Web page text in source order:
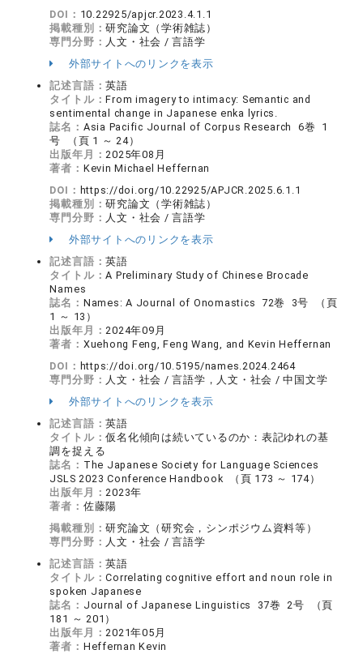
DOI： 10.22925/apjcr.2023.4.1.1
掲載種別：研究論文（学術雑誌）
専門分野： 人文・社会 / 言語学
外部サイトへのリンクを表示
記述言語：英語
タイトル：From imagery to intimacy: Semantic and
sentimental change in Japanese enka lyrics.
誌名： Asia Pacific Journal of Corpus Research 6巻 1
号 （頁 1 ～ 24）
出版年月：2025年08月
著者： Kevin Michael Heffernan
DOI： https://doi.org/10.22925/APJCR.2025.6.1.1
掲載種別：研究論文（学術雑誌）
専門分野： 人文・社会 / 言語学
外部サイトへのリンクを表示
記述言語：英語
タイトル：A Preliminary Study of Chinese Brocade
Names
誌名： Names: A Journal of Onomastics 72巻 3号 （頁
1 ～ 13）
出版年月：2024年09月
著者： Xuehong Feng, Feng Wang, and Kevin Heffernan
DOI： https://doi.org/10.5195/names.2024.2464
専門分野： 人文・社会 / 言語学，人文・社会 / 中国文学
外部サイトへのリンクを表示
記述言語：英語
タイトル：仮名化傾向は続いているのか：表記ゆれの基
調を捉える
誌名： The Japanese Society for Language Sciences
JSLS 2023 Conference Handbook （頁 173 ～ 174）
出版年月：2023年
著者： 佐藤陽
掲載種別：研究論文（研究会，シンポジウム資料等）
専門分野： 人文・社会 / 言語学
記述言語：英語
タイトル：Correlating cognitive effort and noun role in
spoken Japanese
誌名： Journal of Japanese Linguistics 37巻 2号 （頁
181 ～ 201）
出版年月：2021年05月
著者： Heffernan Kevin